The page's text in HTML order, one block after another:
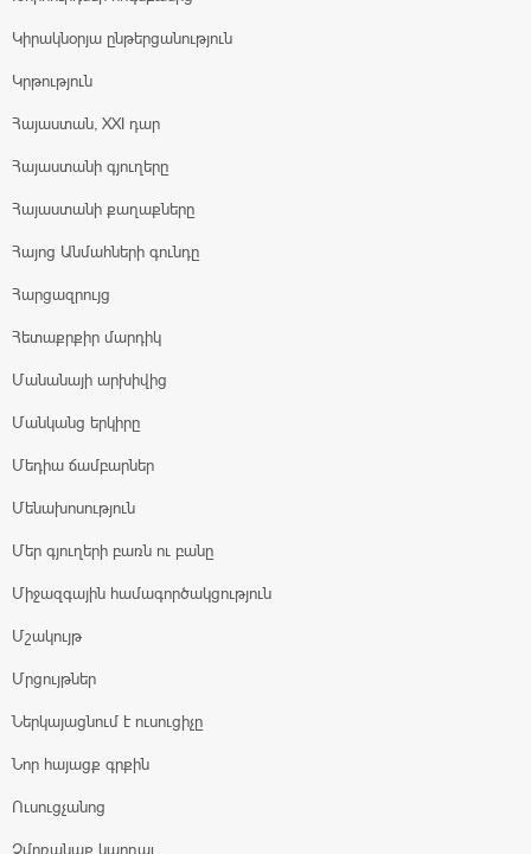
Կիրակնօրյա ընթերցանություն
Կրթություն
Հայաստան, XXI դար
Հայաստանի գյուղերը
Հայաստանի քաղաքները
Հայոց Անմահների գունդը
Հարցազրույց
Հետաքրքիր մարդիկ
Մանանայի արխիվից
Մանկանց երկիրը
Մեդիա ճամբարներ
Մենախոսություն
Մեր գյուղերի բառն ու բանը
Միջազգային համագործակցություն
Մշակույթ
Մրցույթներ
Ներկայացնում է ուսուցիչը
Նոր հայացք գրքին
Ուսուցչանոց
Չմոռանաք կարդալ